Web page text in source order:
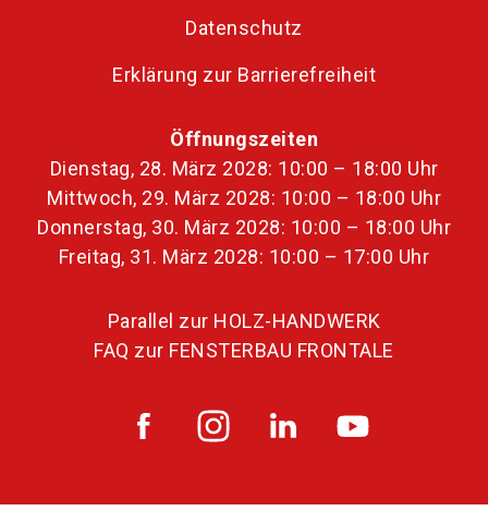
Datenschutz
Erklärung zur Barrierefreiheit
Öffnungszeiten
Dienstag, 28. März 2028: 10:00 – 18:00 Uhr
Mittwoch, 29. März 2028: 10:00 – 18:00 Uhr
Donnerstag, 30. März 2028: 10:00 – 18:00 Uhr
Freitag, 31. März 2028: 10:00 – 17:00 Uhr
Parallel zur HOLZ-HANDWERK
FAQ zur FENSTERBAU FRONTALE